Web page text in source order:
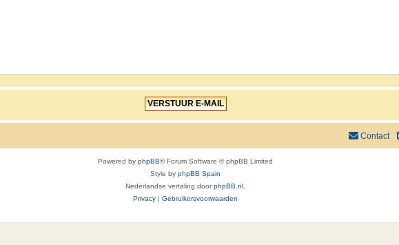
Contact
Powered by phpBB® Forum Software © phpBB Limited
Style by phpBB Spain
Nederlandse vertaling doorphpBB.nl
Privacy | Gebruikersvoorwaarden